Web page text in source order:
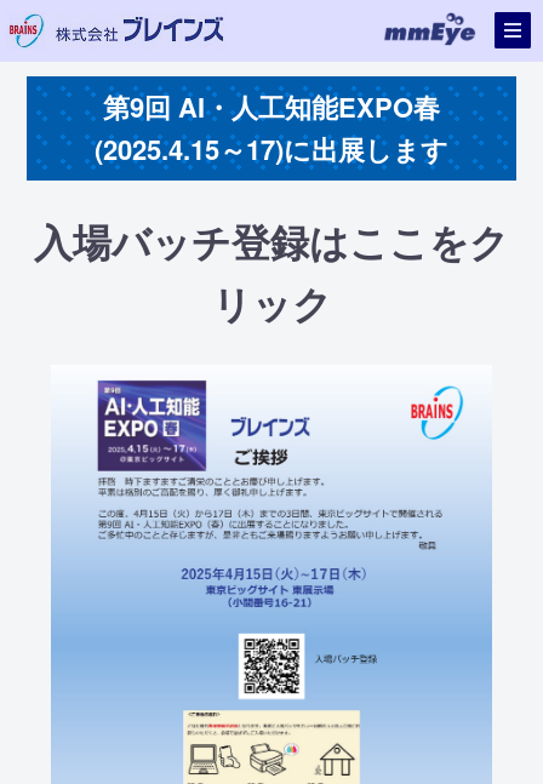
第9回 AI・人工知能EXPO春
(2025.4.15～17)に出展します
入場バッチ登録はここをク
リック